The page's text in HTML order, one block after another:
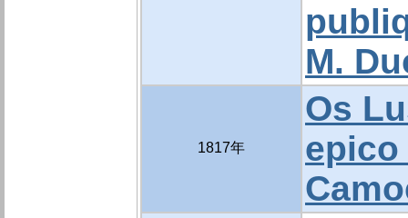
M.
1817年
Os
epico